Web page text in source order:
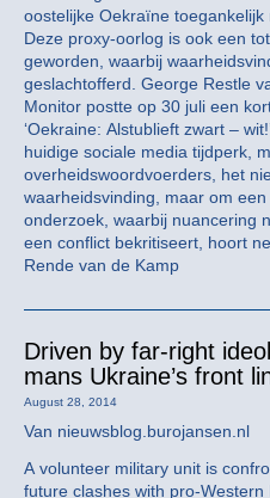
oostelijke Oekraïne toegankelijk
Deze proxy-oorlog is ook een
geworden, waarbij
geslachtofferd. George Restle
Monitor postte op 30 juli een
‘Oekraine: Alstublieft zwart –
huidige sociale media tijdperk,
overheidswoordvoerders, het
waarheidsvinding, maar om
onderzoek, waarbij nuancering
een conflict bekritiseert, hoort
Rende van de Kamp
Driven by far-right
mans Ukraine’s front
August 28, 2014
Van nieuwsblog.burojansen.nl
A volunteer military unit is
future clashes with pro-Western